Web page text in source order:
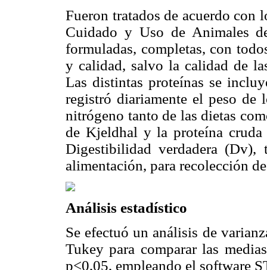
Fueron tratados de acuerdo con
Cuidado y Uso de Animales
formuladas, completas, con
y calidad, salvo la calidad de
Las distintas proteínas se
registró diariamente el peso
nitrógeno tanto de las dietas
de Kjeldhal y la proteína
Digestibilidad verdadera
alimentación, para recolección
Análisis estadístico
Se efectuó un análisis de
Tukey para comparar las
p<0,05, empleando el software